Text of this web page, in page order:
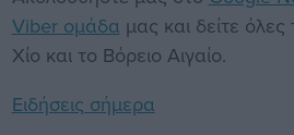
Viber ομάδα μας και δείτε όλες
Χίο και το Βόρειο Αιγαίο.
Ειδήσεις σήμερα